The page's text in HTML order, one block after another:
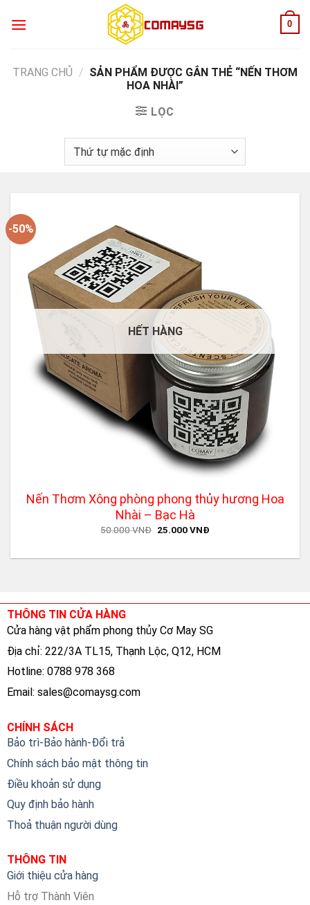
0
TRANG CHỦ / SẢN PHẨM ĐƯỢC GẮN THẺ “NẾN THƠM
HOA NHÀI”
LỌC
-50%
HẾT HÀNG
Nến Thơm Xông phòng phong thủy hương Hoa
Nhài – Bạc Hà
50.000VNĐ Original
50.000 VNĐ.
25.000VNĐCurrent
25.000 VNĐ.
THÔNG TIN CỬA HÀNG
Cửa hàng vật phẩm phong thủy Cơ May SG
Địa chỉ: 222/3A TL15, Thạnh Lộc, Q12, HCM
Hotline: 0788 978 368
Email: sales@comaysg.com
CHÍNH SÁCH
Bảo trì-Bảo hành-Đổi trả
Chính sách bảo mật thông tin
Điều khoản sử dụng
Quy định bảo hành
Thoả thuận người dùng
THÔNG TIN
Giới thiệu cửa hàng
Hỗ trợ Thành Viên